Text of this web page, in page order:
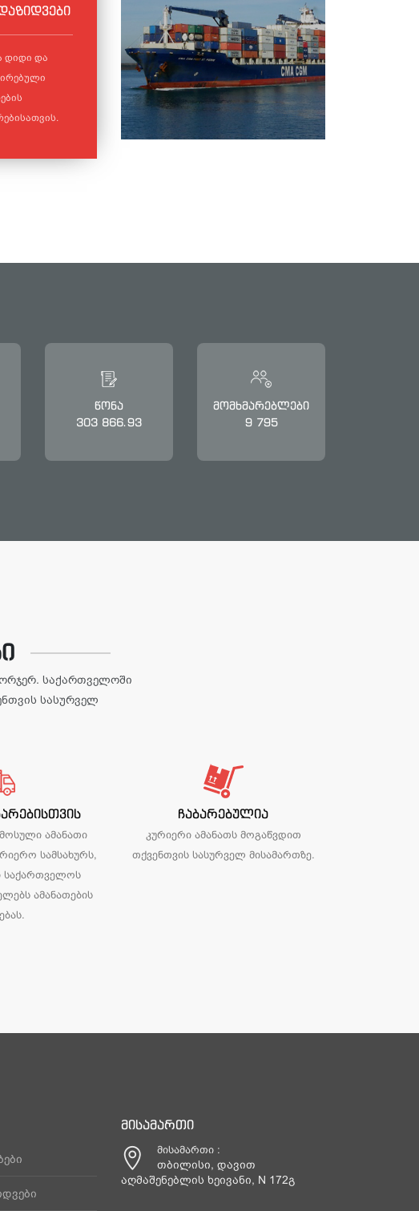
დიდი და
წონა
303 866.93
მომხმარებლები
9 795
საქართველოში
სასურველ
ამანათი
სამსახურს,
ამანათების
ჩაბარებულია
კურიერი ამანათს მოგაწვდით
თქვენთვის სასურველ მისამართზე.
ᲛᲘᲡᲐᲛᲐᲠᲗᲘ
მისამართი :
ᲗᲑᲘᲚᲘᲡᲘ, ᲓᲐᲕᲘᲗ
ᲐᲦᲛᲐᲨᲔᲜᲔᲑᲚᲘᲡ ᲮᲔᲘᲕᲐᲜᲘ, N 172Გ